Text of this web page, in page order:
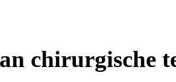
chirurgische